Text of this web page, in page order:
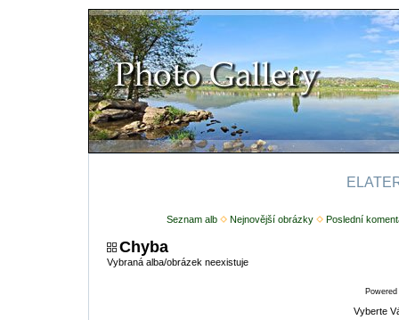
Seznam alb Nejnovější obrázky Poslední
Chyba
Vybraná alba/obrázek neexistuje
Vyberte